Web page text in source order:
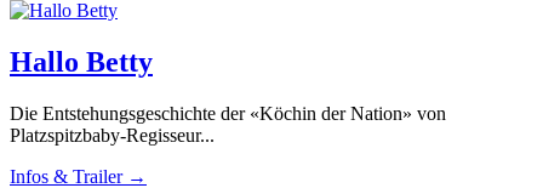
Hallo Betty
Die Entstehungsgeschichte der «Köchin der Nation» von
Platzspitzbaby-Regisseur...
Infos & Trailer →